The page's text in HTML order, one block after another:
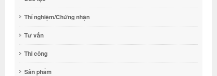
Thí nghiệm/Chứng nhận
Tư vấn
Thi công
Sản phẩm